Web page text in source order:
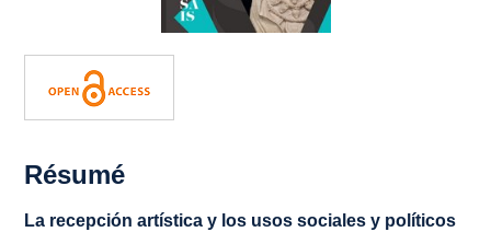
Résumé
La recepción artística y los usos sociales y políticos